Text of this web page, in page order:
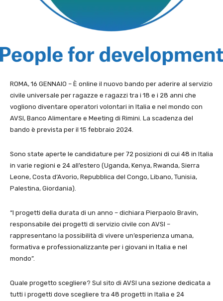
ROMA, 16 GENNAIO – È online il nuovo bando per aderire al servizio
civile universale per ragazze e ragazzi tra i 18 e i 28 anni che
vogliono diventare operatori volontari in Italia e nel mondo con
AVSI, Banco Alimentare e Meeting di Rimini. La scadenza del
bando è prevista per il 15 febbraio 2024.
Sono state aperte le candidature per 72 posizioni di cui 48 in Italia
in varie regioni e 24 all’estero (Uganda, Kenya, Rwanda, Sierra
Leone, Costa d’Avorio, Repubblica del Congo, Libano, Tunisia,
Palestina, Giordania).
“I progetti della durata di un anno – dichiara Pierpaolo Bravin,
responsabile dei progetti di servizio civile con AVSI –
rappresentano la possibilità di vivere un’esperienza umana,
formativa e professionalizzante per i giovani in Italia e nel
mondo”.
Quale progetto scegliere? Sul sito di AVSI una sezione dedicata a
tutti i progetti dove scegliere tra 48 progetti in Italia e 24